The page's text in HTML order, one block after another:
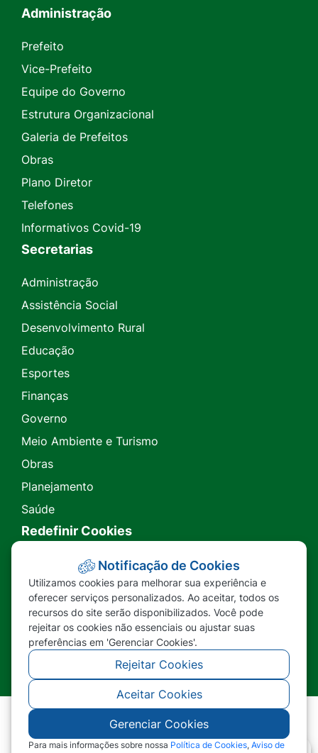
Administração
Prefeito
Vice-Prefeito
Equipe do Governo
Estrutura Organizacional
Galeria de Prefeitos
Obras
Plano Diretor
Telefones
Informativos Covid-19
Secretarias
Administração
Assistência Social
Desenvolvimento Rural
Educação
Esportes
Finanças
Governo
Meio Ambiente e Turismo
Obras
Planejamento
Saúde
Redefinir Cookies
Transparência
Ouvidoria
SIC
©2026 - Prefeitura Municipal de Nova Lacerda -
MT - Todos os direitos reservados
Notificação de Cookies
Utilizamos cookies para melhorar sua experiência e
oferecer serviços personalizados. Ao aceitar, todos os
recursos do site serão disponibilizados. Você pode
rejeitar os cookies não essenciais ou ajustar suas
preferências em 'Gerenciar Cookies'.
Rejeitar Cookies
Aceitar Cookies
Gerenciar Cookies
Para mais informações sobre nossa Política de Cookies, Aviso de